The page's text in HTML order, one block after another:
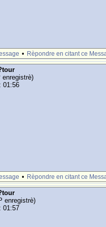
• Rèpondre en citant ce
enregistrè)
01:56
• Rèpondre en citant ce
enregistrè)
01:57